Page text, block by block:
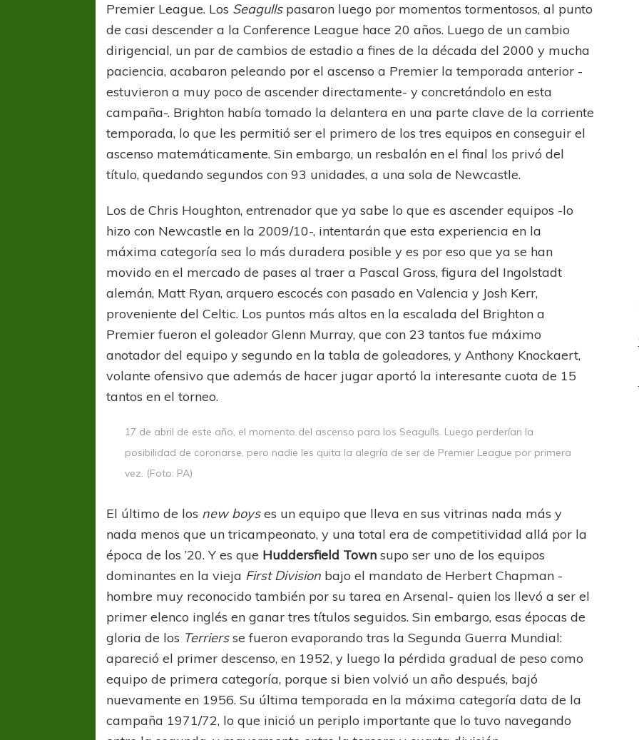
Premier League. Los Seagullspasaron luego por momentos tormentosos, al punto
de casi descender a la Conference League hace 20 años. Luego de un cambio
dirigencial, un par de cambios de estadio a fines de la década del 2000 y mucha
paciencia, acabaron peleando por el ascenso a Premier la temporada anterior -
estuvieron a muy poco de ascender directamente- y concretándolo en esta
campaña-. Brighton había tomado la delantera en una parte clave de la corriente
temporada, lo que les permitió ser el primero de los tres equipos en conseguir el
ascenso matemáticamente. Sin embargo, un resbalón en el final los privó del
título, quedando segundos con 93 unidades, a una sola de Newcastle.
Los de Chris Houghton, entrenador que ya sabe lo que es ascender equipos -lo
hizo con Newcastle en la 2009/10-, intentarán que esta experiencia en la
máxima categoría sea lo más duradera posible y es por eso que ya se han
movido en el mercado de pases al traer a Pascal Gross, figura del Ingolstadt
alemán, Matt Ryan, arquero escocés con pasado en Valencia y Josh Kerr,
proveniente del Celtic. Los puntos más altos en la escalada del Brighton a
Premier fueron el goleador Glenn Murray, que con 23 tantos fue máximo
anotador del equipo y segundo en la tabla de goleadores, y Anthony Knockaert,
volante ofensivo que además de hacer jugar aportó la interesante cuota de 15
tantos en el torneo.
17 de abril de este año, el momento del ascenso para los Seagulls. Luego perderían la
posibilidad de coronarse, pero nadie les quita la alegría de ser de Premier League por primera
vez. (Foto: PA)
El último de los new boyses un equipo que lleva en sus vitrinas nada más y
nada menos que un tricampeonato, y una total era de competitividad allá por la
época de los ’20. Y es que Huddersfield Town supo ser uno de los equipos
dominantes en la vieja First Division bajo el mandato de Herbert Chapman -
hombre muy reconocido también por su tarea en Arsenal- quien los llevó a ser el
primer elenco inglés en ganar tres títulos seguidos. Sin embargo, esas épocas de
gloria de los Terriersse fueron evaporando tras la Segunda Guerra Mundial:
apareció el primer descenso, en 1952, y luego la pérdida gradual de peso como
equipo de primera categoría, porque si bien volvió un año después, bajó
nuevamente en 1956. Su última temporada en la máxima categoría data de la
campaña 1971/72, lo que inició un periplo importante que lo tuvo navegando